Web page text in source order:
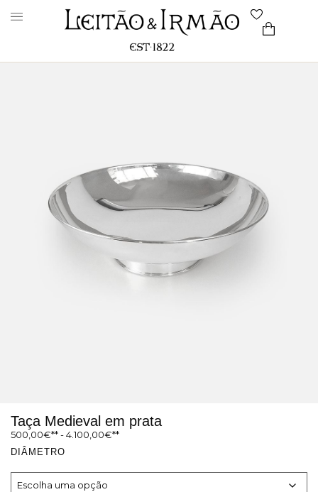
Taça Medieval em prata
500,00€ -4.100,00€
DIÂMETRO